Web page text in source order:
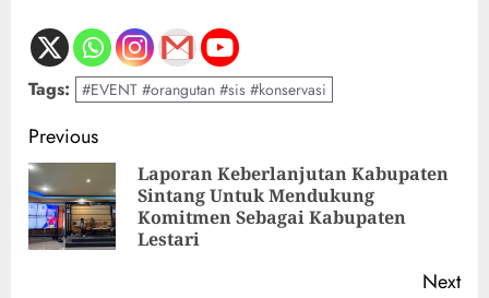
Tags: #EVENT #orangutan #sis #konservasi
Previous
Laporan Keberlanjutan Kabupaten
Sintang Untuk Mendukung
Komitmen Sebagai Kabupaten
Lestari
Next